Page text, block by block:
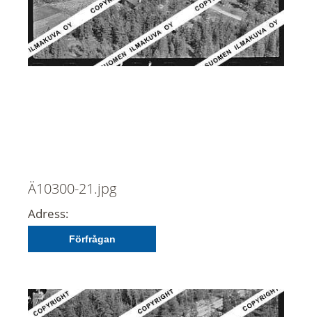
Ä10300-21.jpg
Adress:
Förfrågan